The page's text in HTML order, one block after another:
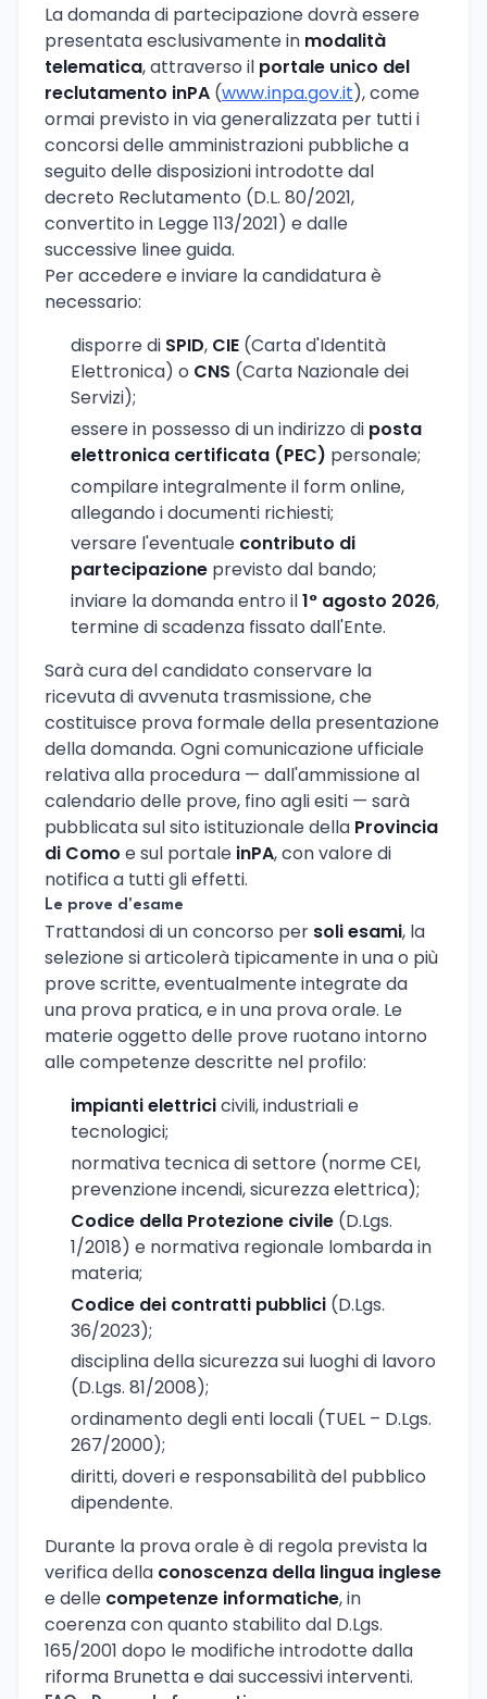
La domanda di partecipazione dovrà essere
presentata esclusivamente in modalità
telematica, attraverso il portale unico del
reclutamento inPA (www.inpa.gov.it), come
ormai previsto in via generalizzata per tutti i
concorsi delle amministrazioni pubbliche a
seguito delle disposizioni introdotte dal
decreto Reclutamento (D.L. 80/2021,
convertito in Legge 113/2021) e dalle
successive linee guida.
Per accedere e inviare la candidatura è
necessario:
disporre di SPID, CIE (Carta d'Identità
Elettronica) o CNS (Carta Nazionale dei
Servizi);
essere in possesso di un indirizzo di posta
elettronica certificata (PEC) personale;
compilare integralmente il form online,
allegando i documenti richiesti;
versare l'eventuale contributo di
partecipazione previsto dal bando;
inviare la domanda entro il1° agosto 2026,
termine di scadenza fissato dall'Ente.
Sarà cura del candidato conservare la
ricevuta di avvenuta trasmissione, che
costituisce prova formale della presentazione
della domanda. Ogni comunicazione ufficiale
relativa alla procedura — dall'ammissione al
calendario delle prove, fino agli esiti — sarà
pubblicata sul sito istituzionale della Provincia
di Como e sul portale inPA, con valore di
notifica a tutti gli effetti.
Le prove d'esame
Trattandosi di un concorso per soli esami, la
selezione si articolerà tipicamente in una o più
prove scritte, eventualmente integrate da
una prova pratica, e in una prova orale. Le
materie oggetto delle prove ruotano intorno
alle competenze descritte nel profilo:
impianti elettricicivili, industriali e
tecnologici;
normativa tecnica di settore (norme CEI,
prevenzione incendi, sicurezza elettrica);
Codice della Protezione civile (D.Lgs.
1/2018) e normativa regionale lombarda in
materia;
Codice dei contratti pubblici (D.Lgs.
36/2023);
disciplina della sicurezza sui luoghi di lavoro
(D.Lgs. 81/2008);
ordinamento degli enti locali (TUEL – D.Lgs.
267/2000);
diritti, doveri e responsabilità del pubblico
dipendente.
Durante la prova orale è di regola prevista la
verifica della conoscenza della lingua inglese
e delle competenze informatiche, in
coerenza con quanto stabilito dal D.Lgs.
165/2001 dopo le modifiche introdotte dalla
riforma Brunetta e dai successivi interventi.